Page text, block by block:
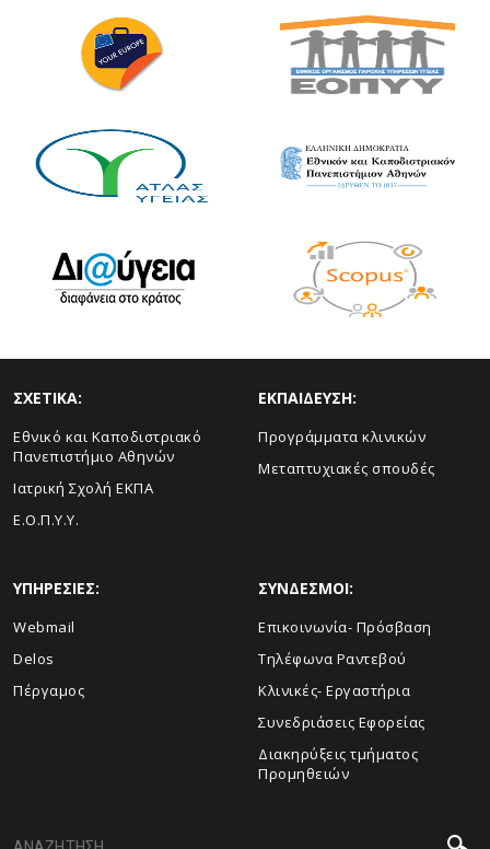
ΣΧΕΤΙΚΑ:
Εθνικό και Καποδιστριακό
Πανεπιστήμιο Αθηνών
Ιατρική Σχολή ΕΚΠΑ
Ε.Ο.Π.Υ.Υ.
ΕΚΠΑΙΔΕΥΣΗ:
Προγράμματα κλινικών
Μεταπτυχιακές σπουδές
ΥΠΗΡΕΣΙΕΣ:
Webmail
Delos
Πέργαμος
ΣΥΝΔΕΣΜΟΙ:
Επικοινωνία- Πρόσβαση
Τηλέφωνα Ραντεβού
Κλινικές- Εργαστήρια
Συνεδριάσεις Εφορείας
Διακηρύξεις τμήματος
Προμηθειών